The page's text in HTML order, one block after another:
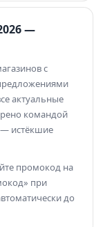
—
с
актуальные
командой
истёкшие
промокод на
при
до